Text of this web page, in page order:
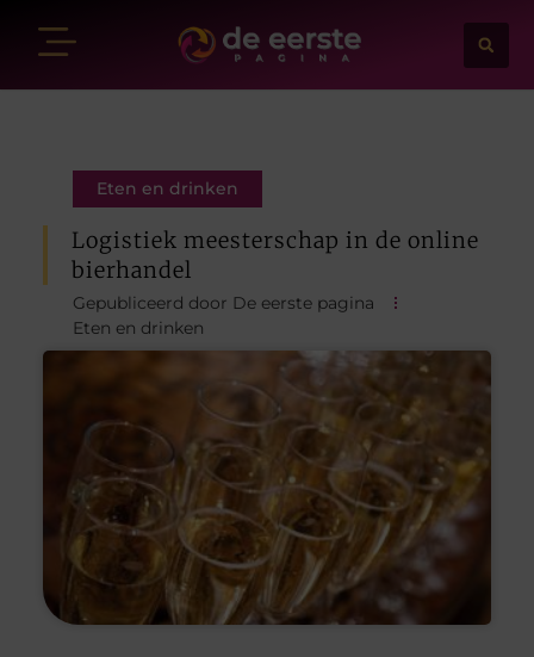
Eten en drinken
Logistiek meesterschap in de online
bierhandel
Gepubliceerd door De eerste pagina
Eten en drinken